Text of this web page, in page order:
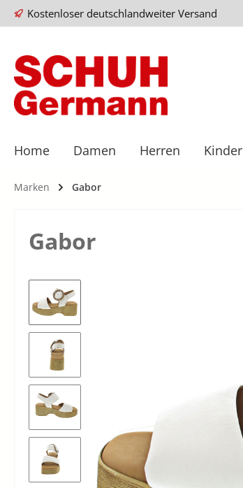
Kostenloser deutschlandweiter Versand
Home Damen Herren Kinder
Marken Gabor
Gabor